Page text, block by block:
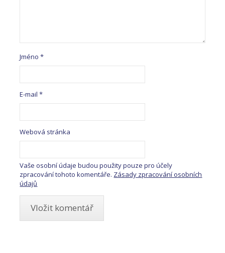
Jméno*
E-mail*
Webová stránka
Vaše osobní údaje budou použity pouze pro účely
zpracování tohoto komentáře. Zásady zpracování osobních
údajů